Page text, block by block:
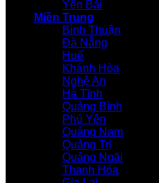
Yên Bái
Miền Trung
Bình Thuận
Đà Nẵng
Huế
Khánh Hòa
Nghệ An
Hà Tĩnh
Quảng Bình
Phú Yên
Quảng Nam
Quảng Trị
Quảng Ngãi
Thanh Hóa